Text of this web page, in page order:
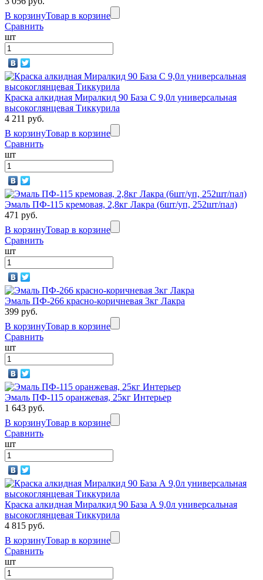
В корзинуТовар в корзине
Сравнить
шт
Краска алкидная Миралкид 90 База С 9,0л универсальная
высокоглянцевая Тиккурила
4 211 руб.
В корзинуТовар в корзине
Сравнить
шт
Эмаль ПФ-115 кремовая, 2,8кг Лакра (6шт/уп, 252шт/пал)
471 руб.
В корзинуТовар в корзине
Сравнить
шт
Эмаль ПФ-266 красно-коричневая 3кг Лакра
399 руб.
В корзинуТовар в корзине
Сравнить
шт
Эмаль ПФ-115 оранжевая, 25кг Интерьер
1 643 руб.
В корзинуТовар в корзине
Сравнить
шт
Краска алкидная Миралкид 90 База А 9,0л универсальная
высокоглянцевая Тиккурила
4 815 руб.
В корзинуТовар в корзине
Сравнить
шт